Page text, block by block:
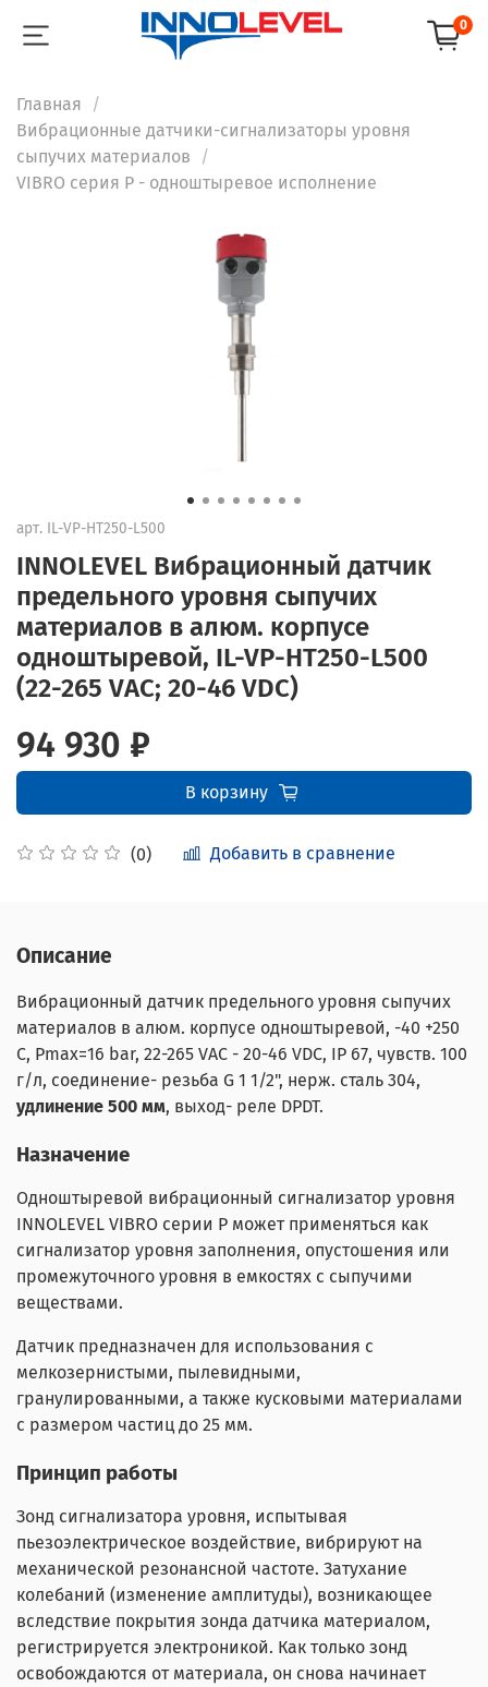
0
Главная
Вибрационные датчики-сигнализаторы уровня
сыпучих материалов
VIBRO серия P - одноштыревое исполнение
арт. IL-VP-HT250-L500
INNOLEVEL Вибрационный датчик
предельного уровня сыпучих
материалов в алюм. корпусе
одноштыревой, IL-VP-HT250-L500
(22-265 VAC; 20-46 VDC)
(0) Добавить в сравнение
94 930 ₽
В корзину
Описание
Вибрационный датчик предельного уровня сыпучих
материалов в алюм. корпусе одноштыревой, -40 +250
С, Pmax=16 bar, 22-265 VAC - 20-46 VDC, IP 67, чувств. 100
г/л, соединение- резьба G 1 1/2", нерж. сталь 304,
удлинение 500 мм, выход- реле DPDT.
Назначение
Одноштыревой вибрационный сигнализатор уровня
INNOLEVEL VIBRO серии P может применяться как
сигнализатор уровня заполнения, опустошения или
промежуточного уровня в емкостях с сыпучими
веществами.
Датчик предназначен для использования с
мелкозернистыми, пылевидными,
гранулированными, а также кусковыми материалами
с размером частиц до 25 мм.
Принцип работы
Зонд сигнализатора уровня, испытывая
пьезоэлектрическое воздействие, вибрируют на
механической резонансной частоте. Затухание
колебаний (изменение амплитуды), возникающее
вследствие покрытия зонда датчика материалом,
регистрируется электроникой. Как только зонд
освобождаются от материала, он снова начинает